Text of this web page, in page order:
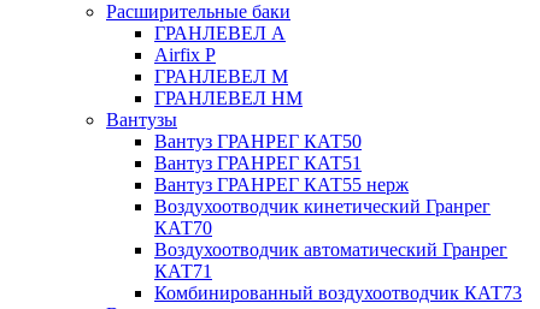
Расширительные баки
ГРАНЛЕВЕЛ А
Airfix P
ГРАНЛЕВЕЛ М
ГРАНЛЕВЕЛ НМ
Вантузы
Вантуз ГРАНРЕГ КАТ50
Вантуз ГРАНРЕГ КАТ51
Вантуз ГРАНРЕГ КАТ55 нерж
Воздухоотводчик кинетический Гранрег
КАТ70
Воздухоотводчик автоматический Гранрег
КАТ71
Комбинированный воздухоотводчик КАТ73